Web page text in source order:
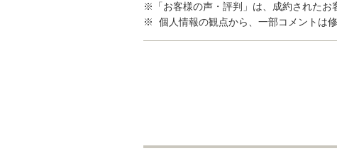
※「お客様の声・評判」は、成約されたお
※ 個人情報の観点から、一部コメントは修